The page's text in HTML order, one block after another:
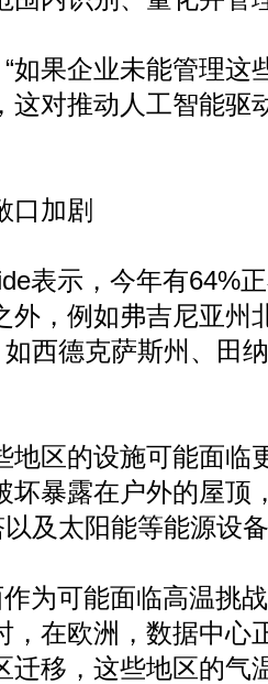
果企业未能管理这
这对推动人工智能驱
加剧
示，今年有64%正
外，例如弗吉尼亚州
如西德克萨斯州、田
区的设施可能面临
坏暴露在户外的屋顶
以及太阳能等能源设
可能面临高温挑战
，在欧洲，数据中心
迁移，这些地区的气